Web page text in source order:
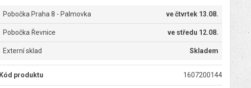
Pobočka Praha 8 - Palmovka večtvrtek 13.08.
Pobočka Řevnice ve středu 12.08.
Externí sklad Skladem
Kód produktu 1607200144